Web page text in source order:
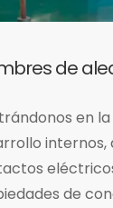
de
en
internos,
de